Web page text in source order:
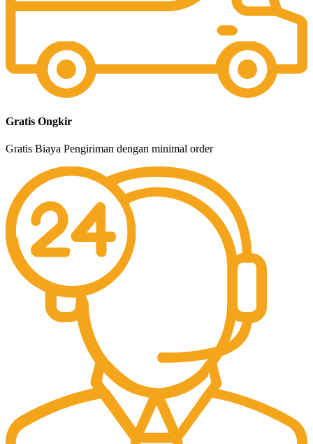
Gratis Ongkir
Gratis Biaya Pengiriman dengan minimal order